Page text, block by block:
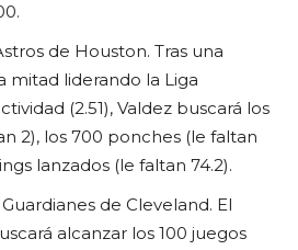
de Houston. Tras una
mitad liderando la Liga
(2.51), Valdez buscará los
2), los 700 ponches (le faltan
lanzados (le faltan 74.2).
de Cleveland. El
alcanzar los 100 juegos